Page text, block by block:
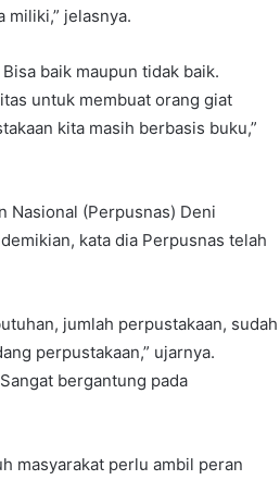
miliki,” jelasnya.
baik maupun tidak baik.
untuk membuat orang giat
kita masih berbasis buku,”
Nasional (Perpusnas) Deni
kata dia Perpusnas telah
jumlah perpustakaan, sudah
perpustakaan,” ujarnya.
bergantung pada
masyarakat perlu ambil peran